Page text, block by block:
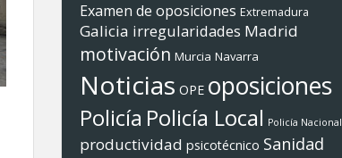
Examen de oposiciones Extremadura
Galicia irregularidades Madrid
motivación Murcia Navarra
Noticias OPE oposiciones
Policí­a Policí­a Local Policí­a Nacional
productividad psicotécnico Sanidad